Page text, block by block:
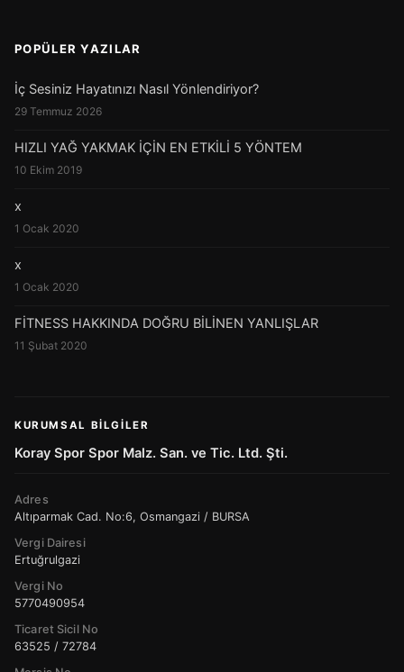
POPÜLER YAZILAR
İç Sesiniz Hayatınızı Nasıl Yönlendiriyor?
29 Temmuz 2026
HIZLI YAĞ YAKMAK İÇİN EN ETKİLİ 5 YÖNTEM
10 Ekim 2019
x
1 Ocak 2020
x
1 Ocak 2020
FİTNESS HAKKINDA DOĞRU BİLİNEN YANLIŞLAR
11 Şubat 2020
KURUMSAL BILGILER
Koray Spor Spor Malz. San. ve Tic. Ltd. Şti.
Adres
Altıparmak Cad. No:6, Osmangazi / BURSA
Vergi Dairesi
Ertuğrulgazi
Vergi No
5770490954
Ticaret Sicil No
63525 / 72784